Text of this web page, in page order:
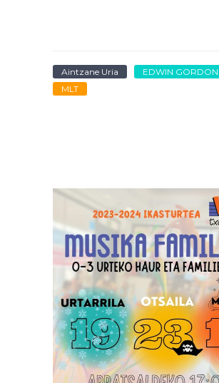
Aintzane Uria
EDWIN GORDON
MLT